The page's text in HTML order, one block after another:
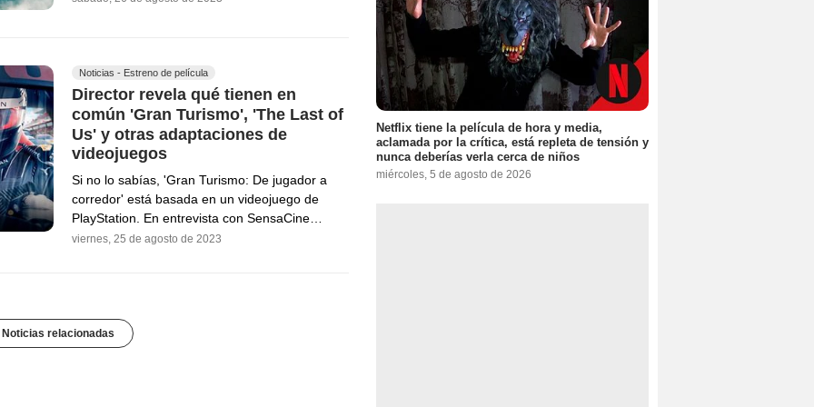
Noticias - Estreno de película
Director revela qué tienen en
común 'Gran Turismo', 'The Last of
Us' y otras adaptaciones de
videojuegos
Si no lo sabías, 'Gran Turismo: De jugador a
corredor' está basada en un videojuego de
PlayStation. En entrevista con SensaCine…
viernes, 25 de agosto de 2023
Noticias relacionadas
Netflix tiene la película de hora y media,
aclamada por la crítica, está repleta de tensión y
nunca deberías verla cerca de niños
miércoles, 5 de agosto de 2026